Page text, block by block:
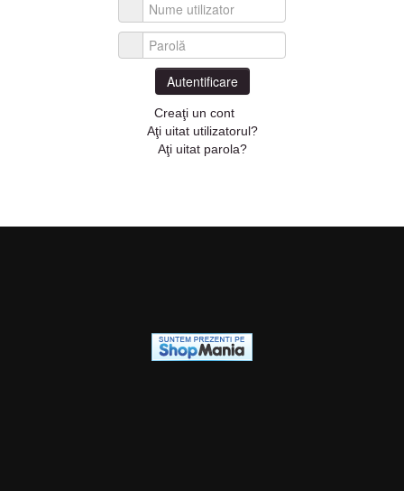
Nume utilizator
Parolă
Autentificare
Creaţi un cont
Aţi uitat utilizatorul?
Aţi uitat parola?